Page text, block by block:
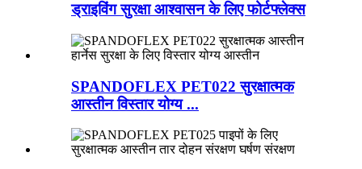
ड्राइविंग सुरक्षा आश्वासन के लिए फोर्टफ्लेक्स
SPANDOFLEX PET022 सुरक्षात्मक
आस्तीन विस्तार योग्य ...